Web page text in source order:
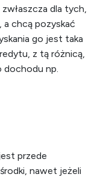
dla tych,
a chcą pozyskać
go jest taka
z tą różnicą,
dochodu np.
przede
nawet jeżeli